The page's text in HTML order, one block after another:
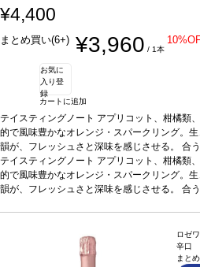
¥4,400
まとめ買い(6+) ¥3,960 / 1本
お気に
入り登
録
カートに追加
テイスティングノート アプリコット、柑橘類
的で風味豊かなオレンジ・スパークリング。
韻が、フレッシュさと深味を感じさせる。 合
どと好相性葡萄品種シャルドネ、グルナッシ
ガニック
テイスティングノート アプリコット、柑橘類
的で風味豊かなオレンジ・スパークリング。
韻が、フレッシュさと深味を感じさせる。 合
ロゼ
辛口
まと